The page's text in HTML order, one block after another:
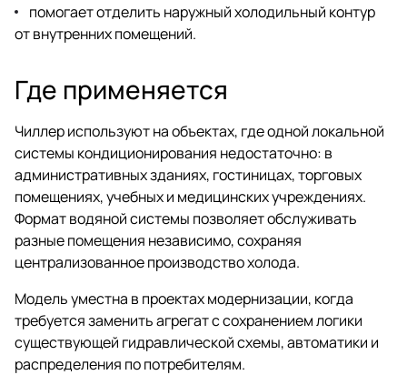
помогает отделить наружный холодильный контур
от внутренних помещений.
Где применяется
Чиллер используют на объектах, где одной локальной
системы кондиционирования недостаточно: в
административных зданиях, гостиницах, торговых
помещениях, учебных и медицинских учреждениях.
Формат водяной системы позволяет обслуживать
разные помещения независимо, сохраняя
централизованное производство холода.
Модель уместна в проектах модернизации, когда
требуется заменить агрегат с сохранением логики
существующей гидравлической схемы, автоматики и
распределения по потребителям.